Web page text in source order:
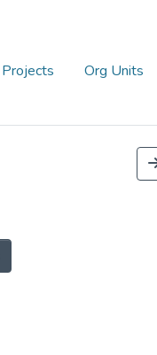
Projects
Org Units